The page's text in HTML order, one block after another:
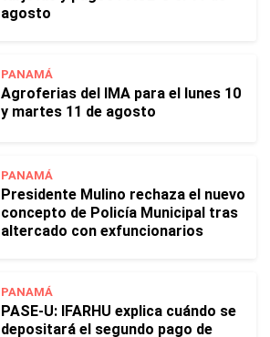
agosto
PANAMÁ
Agroferias del IMA para el lunes 10
y martes 11 de agosto
PANAMÁ
Presidente Mulino rechaza el nuevo
concepto de Policía Municipal tras
altercado con exfuncionarios
PANAMÁ
PASE-U: IFARHU explica cuándo se
depositará el segundo pago de